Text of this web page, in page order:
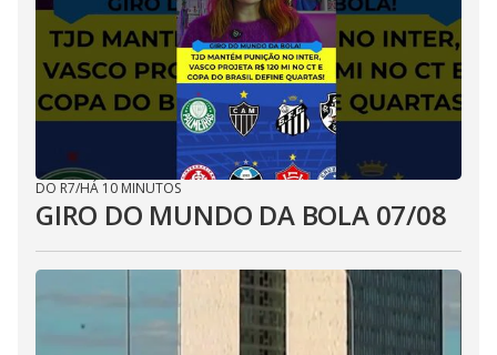
DO R7/HÁ 10 MINUTOS
GIRO DO MUNDO DA BOLA 07/08